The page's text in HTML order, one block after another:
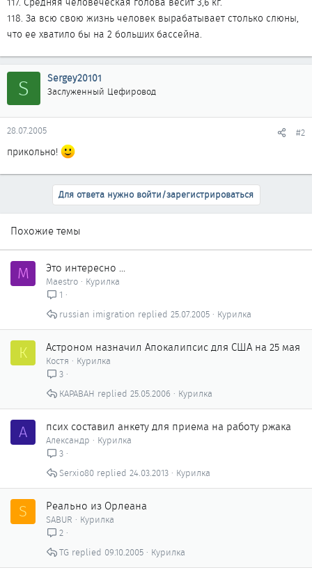
118. За всю свою жизнь человек вырабатывает столько слюны,
что ее хватило бы на 2 больших бассейна.
S Sergey20101
Заслуженный Цефировод
28.07.2005 #2
прикольно!
Для ответа нужно войти/зарегистрироваться
Похожие темы
M Это интересно ...
Maestro
Курилка
1
Курилка
25.07.2005
russian imigration
К Астроном назначил Апокалипсис для США на 25 мая
Костя
Курилка
3
Курилка
25.05.2006
КАРАВАН
А псих составил анкету для приема на работу ржака
Александр
Курилка
3
Курилка
24.03.2013
Serxio80
S Реально из Орлеана
SABUR
Курилка
2
Курилка
09.10.2005
TG